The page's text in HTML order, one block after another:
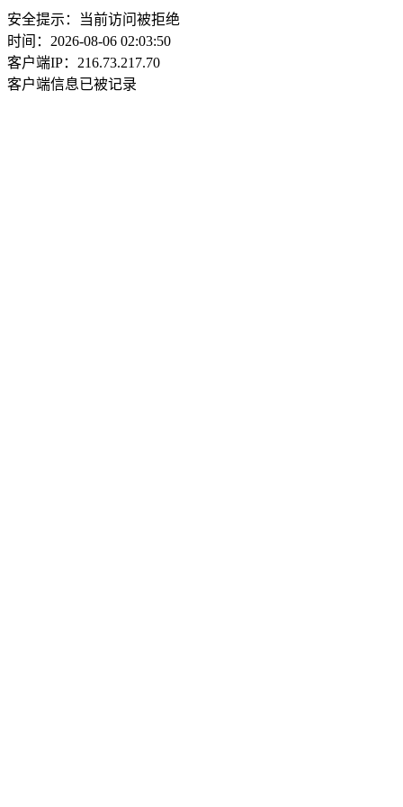
安全提示：当前访问被拒绝
时间：2026-08-06 02:03:50
客户端IP：216.73.217.70
客户端信息已被记录